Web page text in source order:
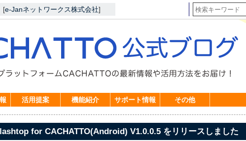
[e-Janネットワークス株式会社]
活用提案 機能紹介 サポート情報 その他
for CACHATTO(Android) V1.0.0.5 をリリースしました